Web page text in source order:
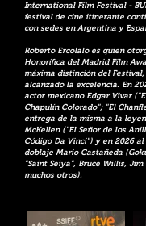
International Film Festival -
festival de cine itinerante
con sedes en Argentina y
Roberto Ercolalo es quien
Honorífica del Madrid Film
máxima distinción del
alcanzado la excelencia. En
actor mexicano Edgar Vivar
Chapulín Colorado"; "El
entrega de la misma a la
McKellen ("El Señor de los
Código Da Vinci") y en 2026
doblaje Mario Castañeda
"Saint Seiya", Bruce Willis,
muchos otros).